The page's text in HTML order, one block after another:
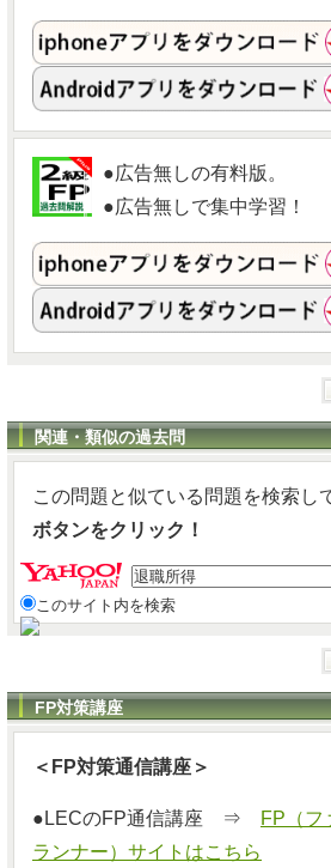
●広告無しの有料版。
●広告無しで集中学習！
関連・類似の過去問
この問題と似ている問題を検索し
ボタンをクリック！
このサイト内を検索
FP対策講座
＜FP対策通信講座＞
●LECのFP通信講座 ⇒
FP（フ
ランナー）サイトはこちら